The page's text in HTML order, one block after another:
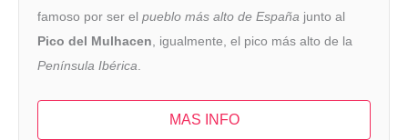
famoso por ser el pueblo más alto de España junto al
Pico del Mulhacen , igualmente, el pico más alto de la
Península Ibérica
MAS INFO